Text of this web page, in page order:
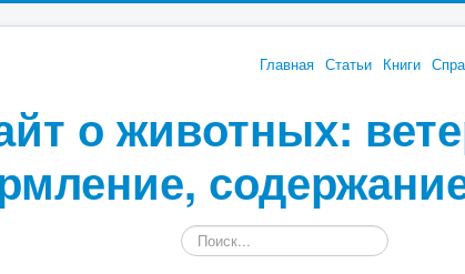
Главная Статьи Книги
о животных:
Искать...